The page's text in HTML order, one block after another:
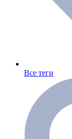
Все теги